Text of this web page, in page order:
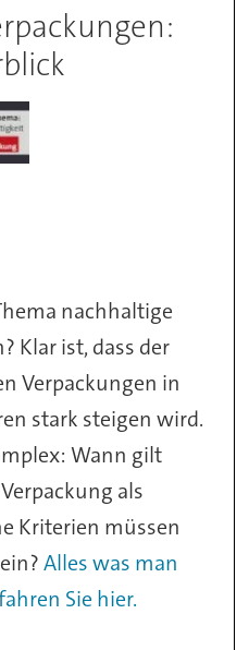
nachhaltige
Klar ist, dass der
Verpackungen in
stark steigen wird.
Wann gilt
als
Kriterien müssen
Alles was man
Sie hier.